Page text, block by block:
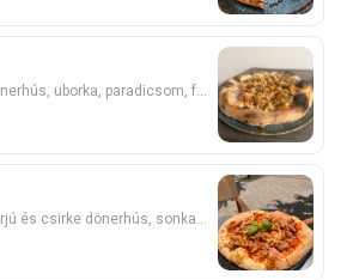
kapros alap, csirke dönerhús, uborka, paradicsom, feta, lilahagyma
paradicsomszósz, borjú és csirke dönerhús, sonka, szalámi, sajt